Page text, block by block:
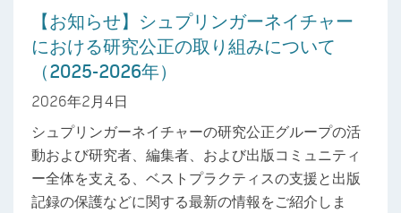
【お知らせ】シュプリンガーネイチャー
における研究公正の取り組みについて
（2025-2026年）
2026年2月4日
シュプリンガーネイチャーの研究公正グループの活
動および研究者、編集者、および出版コミュニティ
ー全体を支える、ベストプラクティスの支援と出版
記録の保護などに関する最新の情報をご紹介しま